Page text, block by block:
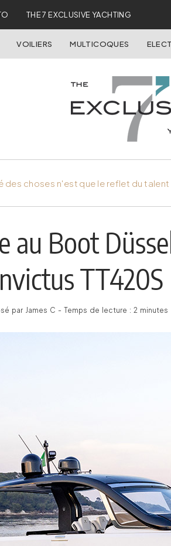
THE 7 EXCLUSIVE YACHTING
VOILIERS MULTICOQUES
des choses n'est que le reflet du
au Boot
TT420S
par James C - Temps de lecture : 2 minutes